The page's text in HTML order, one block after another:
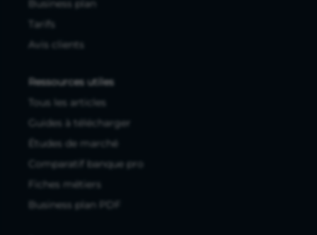
Business plan
Tarifs
Avis clients
Ressources utiles
Tous les articles
Guides à télécharger
Études de marché
Comparatif banque pro
Fiches métiers
Business plan PDF